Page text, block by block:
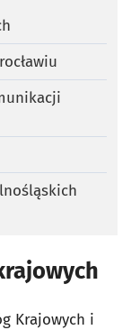
Krajowych i